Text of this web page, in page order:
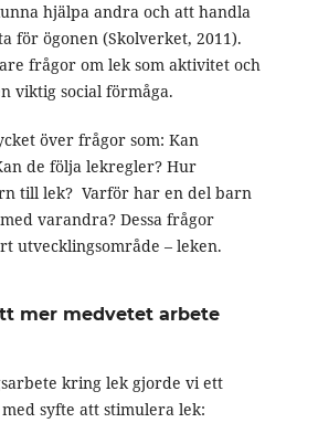
hjälpa andra och att handla
för ögonen (Skolverket, 2011).
frågor om lek som aktivitet och
viktig social förmåga.
över frågor som: Kan
de följa lekregler? Hur
till lek? Varför har en del barn
varandra? Dessa frågor
utvecklingsområde – leken.
mer medvetet arbete
kring lek gjorde vi ett
syfte att stimulera lek: